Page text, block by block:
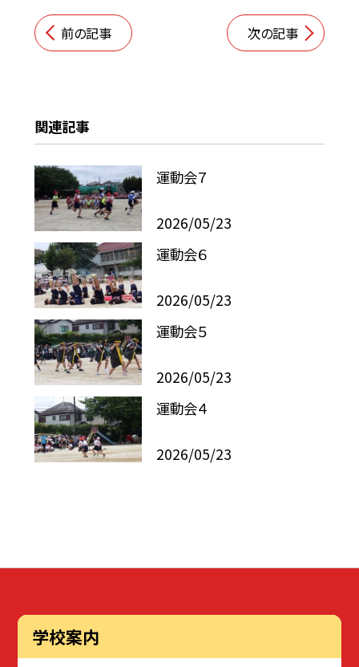
前の記事 次の記事
関連記事
運動会７
2026/05/23
運動会６
2026/05/23
運動会５
2026/05/23
運動会４
2026/05/23
学校案内